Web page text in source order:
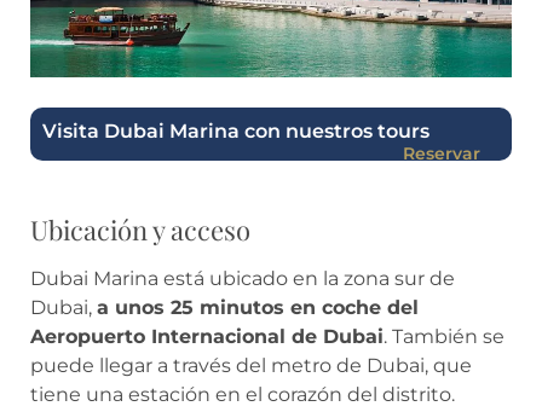
Visita Dubai Marina con nuestros tours
Reservar
Ubicación y acceso
Dubai Marina está ubicado en la zona sur de
Dubai, a unos 25 minutos en coche del
Aeropuerto Internacional de Dubai. También se
puede llegar a través del metro de Dubai, que
tiene una estación en el corazón del distrito.